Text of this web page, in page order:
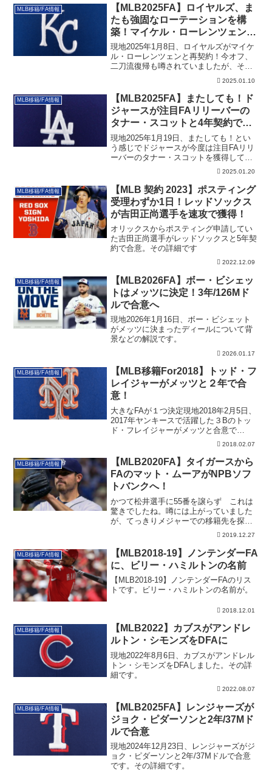
MLB移籍/FA情報
【MLB2025FA】ロイヤルズ、ま
たも強固なローテーションを構
築！マイケル・ローレンツェンと
再契約！二刀流復帰はあるか!?
現地2025年1月8日、ロイヤルズがマイケ
ル・ローレンツェンと再契約！今オフ、
二刀流復帰も噂されていましたが、それ
2025.01.10
MLB移籍/FA情報
【MLB2025FA】またしても！ド
ジャースが注目FAリリーバーの
タナー・スコットと4年契約で合
意
現地2025年1月19日、またしても！とい
う感じでドジャースが今度は注目FAリリ
ーバーのタナー・スコットを獲得してい
2025.01.20
MLB移籍/FA情報
【MLB 契約 2023】ポスティング
受理わずか1日！レッドソックス
が吉田正尚選手を速攻で獲得！
オリックスからポスティング申請してい
た吉田正尚選手がレッドソックスと5年契
約で合意。その詳細です
2022.12.09
MLB移籍/FA情報
【MLB2026FA】ボー・ビシェッ
トはメッツに決定！3年/126Mド
ルで合意へ
現地2026年1月16日、ボー・ビシェット
がメッツに決まったディールについて背
景などの解説です。
2026.01.17
MLB移籍/FA情報
【MLB移籍For2018】トッド・フ
レイジャーがメッツと２年で合
意！
大きなFAが１つ決定現地2018年2月5日、
2017年ヤンキースで活躍した３Bのトッ
ド・フレイジャーがメッツと合意で
2018.02.07
MLB移籍/FA情報
【MLB2020FA】タイガースから
FAのマット・ムーアがNPBソフ
トバンクへ！
かつて松井選手に55番を譲らず これは
驚きでしたね。噂には上がっていました
が、てっきりメジャーでの移籍先を探し
2019.12.27
MLB移籍/FA情報
【MLB2018-19】ノンテンダーFA
に、ビリー・ハミルトンの名前
【MLB2018-19】ノンテンダーFAのリス
トです。ビリー・ハミルトンの名前が。
2018.12.01
MLB移籍/FA情報
【MLB2022】カブスがアンドレ
ルトン・シモンズをDFAに
現地2022年8月6日、カブスがアンドレル
トン・シモンズをDFAしました。その詳
細です。
2022.08.07
MLB移籍/FA情報
【MLB2025FA】レンジャーズが
ジョク・ピダーソンと2年/37Mド
ルで合意
現地2024年12月23日、レンジャーズがジ
ョク・ピダーソンと2年/37Mドルで合意
です。その詳細です。